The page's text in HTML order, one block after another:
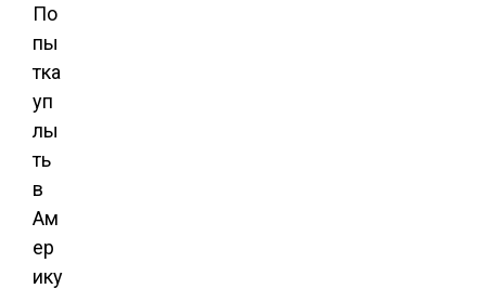
По
пы
тка
уп
лы
ть
в
Ам
ер
ику